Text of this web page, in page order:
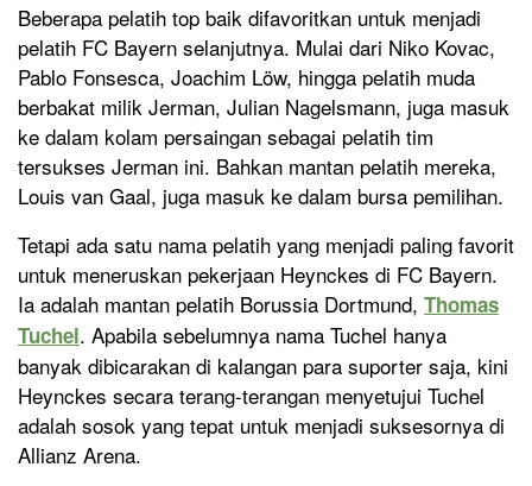
Beberapa pelatih top baik difavoritkan untuk menjadi
pelatih FC Bayern selanjutnya. Mulai dari Niko Kovac,
Pablo Fonsesca, Joachim Löw, hingga pelatih muda
berbakat milik Jerman, Julian Nagelsmann, juga masuk
ke dalam kolam persaingan sebagai pelatih tim
tersukses Jerman ini. Bahkan mantan pelatih mereka,
Louis van Gaal, juga masuk ke dalam bursa pemilihan.
Tetapi ada satu nama pelatih yang menjadi paling favorit
untuk meneruskan pekerjaan Heynckes di FC Bayern.
Ia adalah mantan pelatih Borussia Dortmund, Thomas
Tuchel. Apabila sebelumnya nama Tuchel hanya
banyak dibicarakan di kalangan para suporter saja, kini
Heynckes secara terang-terangan menyetujui Tuchel
adalah sosok yang tepat untuk menjadi suksesornya di
Allianz Arena.